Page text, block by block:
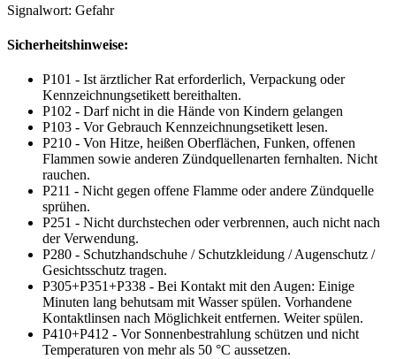
Signalwort: Gefahr
Sicherheitshinweise:
P101 - Ist ärztlicher Rat erforderlich, Verpackung oder
Kennzeichnungsetikett bereithalten.
P102 - Darf nicht in die Hände von Kindern gelangen
P103 - Vor Gebrauch Kennzeichnungsetikett lesen.
P210 - Von Hitze, heißen Oberflächen, Funken, offenen
Flammen sowie anderen Zündquellenarten fernhalten. Nicht
rauchen.
P211 - Nicht gegen offene Flamme oder andere Zündquelle
sprühen.
P251 - Nicht durchstechen oder verbrennen, auch nicht nach
der Verwendung.
P280 - Schutzhandschuhe / Schutzkleidung / Augenschutz /
Gesichtsschutz tragen.
P305+P351+P338 - Bei Kontakt mit den Augen: Einige
Minuten lang behutsam mit Wasser spülen. Vorhandene
Kontaktlinsen nach Möglichkeit entfernen. Weiter spülen.
P410+P412 - Vor Sonnenbestrahlung schützen und nicht
Temperaturen von mehr als 50 °C aussetzen.